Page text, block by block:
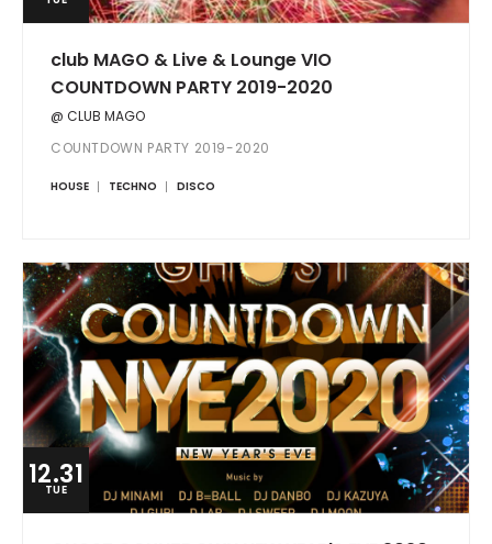
club MAGO & Live & Lounge VIO
COUNTDOWN PARTY 2019-2020
@ CLUB MAGO
COUNTDOWN PARTY 2019-2020
HOUSE TECHNO DISCO
12.31
TUE